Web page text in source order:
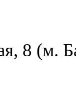
8 (м.